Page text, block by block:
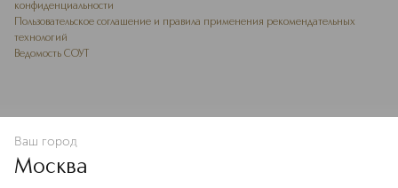
В КОРЗИНУ
конфиденциальности
Пользовательское соглашение и правила применения рекомендательных
технологий
Ведомость СОУТ
Ваш город
Москва